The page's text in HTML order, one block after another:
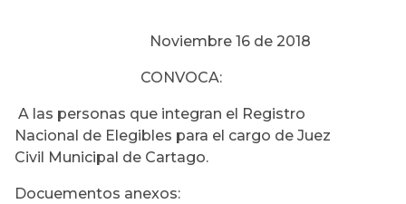
Noviembre 16 de 2018
CONVOCA:
A las personas que integran el Registro
Nacional de Elegibles para el cargo de Juez
Civil Municipal de Cartago.
Docuementos anexos: